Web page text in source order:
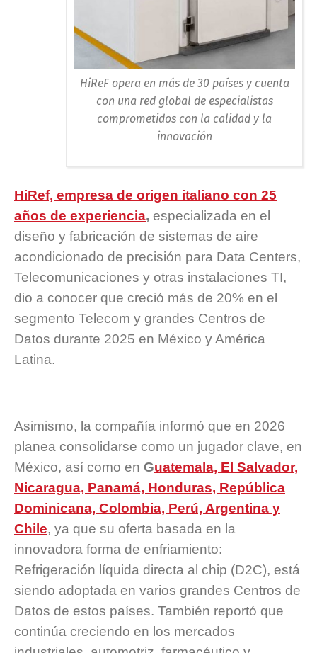
HiReF opera en más de 30 países y cuenta
con una red global de especialistas
comprometidos con la calidad y la
innovación
HiRef, empresa de origen italiano con 25
años de experiencia, especializada en el
diseño y fabricación de sistemas de aire
acondicionado de precisión para Data Centers,
Telecomunicaciones y otras instalaciones TI,
dio a conocer que creció más de 20% en el
segmento Telecom y grandes Centros de
Datos durante 2025 en México y América
Latina.
Asimismo, la compañía informó que en 2026
planea consolidarse como un jugador clave, en
México, así como en Guatemala, El Salvador,
Nicaragua, Panamá, Honduras, República
Dominicana, Colombia, Perú, Argentina y
Chile, ya que su oferta basada en la
innovadora forma de enfriamiento:
Refrigeración líquida directa al chip (D2C), está
siendo adoptada en varios grandes Centros de
Datos de estos países. También reportó que
continúa creciendo en los mercados